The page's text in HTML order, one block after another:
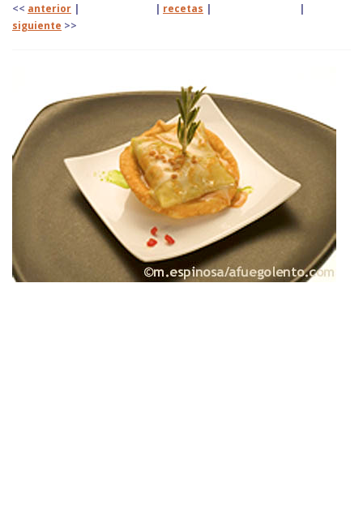
<< anterior | | recetas |
|
siguiente >>